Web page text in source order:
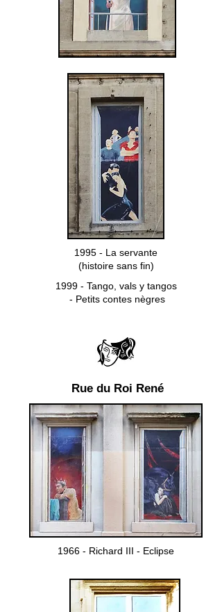
1995 - La servante
(histoire sans fin)
1999 - Tango, vals y tangos
- Petits contes nègres
Rue du Roi René
1966 - Richard III - Eclipse